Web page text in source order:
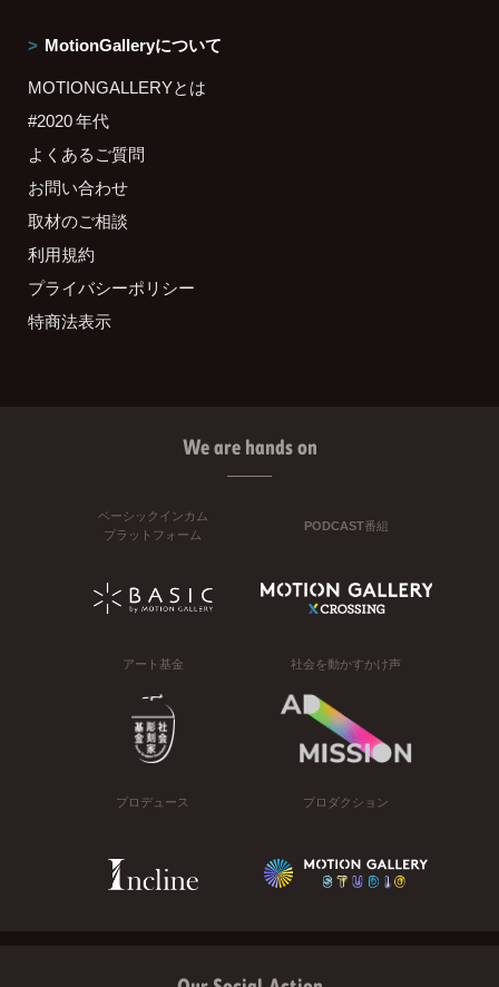
MotionGalleryについて
MOTIONGALLERYとは
#2020 年代
よくあるご質問
お問い合わせ
取材のご相談
利用規約
プライバシーポリシー
特商法表示
We are hands on
ベーシックインカム
プラットフォーム
PODCAST番組
アート基金 社会を動かすかけ声
プロデュース プロダクション